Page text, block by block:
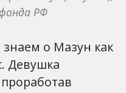
РФ
о Мазун как
Девушка